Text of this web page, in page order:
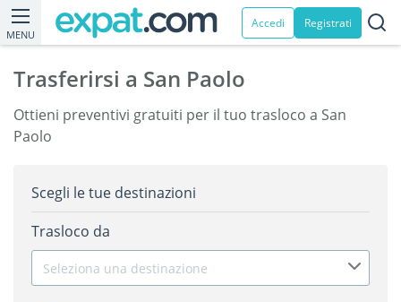
MENU
Accedi Registrati
Trasferirsi a San Paolo
Ottieni preventivi gratuiti per il tuo trasloco a San
Paolo
Scegli le tue destinazioni
Trasloco da
Seleziona una destinazione